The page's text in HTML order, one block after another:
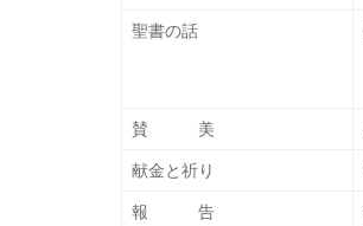
聖書の話
賛 美
献金と祈り
報 告